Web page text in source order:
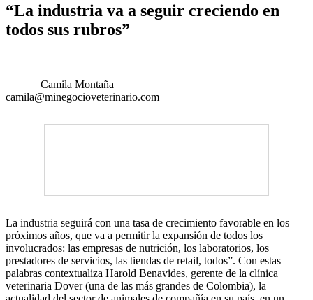
“La industria va a seguir creciendo en
todos sus rubros”
Camila Montaña
camila@minegocioveterinario.com
La industria seguirá con una tasa de crecimiento favorable en los
próximos años, que va a permitir la expansión de todos los
involucrados: las empresas de nutrición, los laboratorios, los
prestadores de servicios, las tiendas de retail, todos”. Con estas
palabras contextualiza Harold Benavides, gerente de la clínica
veterinaria Dover (una de las más grandes de Colombia), la